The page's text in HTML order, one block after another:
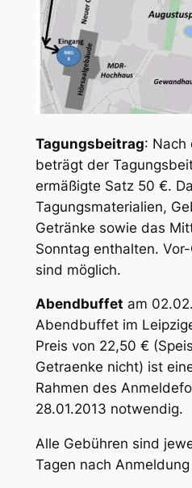
Tagungsbeitrag: Nach
beträgt der
ermäßigte Satz 50 €.
Tagungsmaterialien,
Getränke sowie das
Sonntag enthalten.
sind möglich.
Abendbuffet am
Abendbuffet im
Preis von 22,50 €
Getraenke nicht) ist
Rahmen des
28.01.2013 notwendig.
Alle Gebühren sind
Tagen nach